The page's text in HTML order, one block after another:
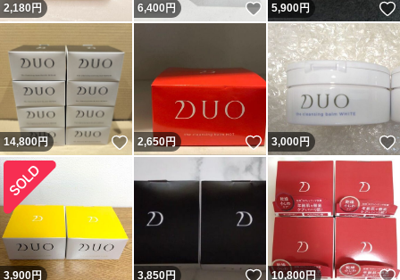
2,180円 6,400 円 いいね！
5,900円
14,800円 いいね！
2,650円 いいね！
3,000円
3,900円 3,850円 いいね！
10,800円